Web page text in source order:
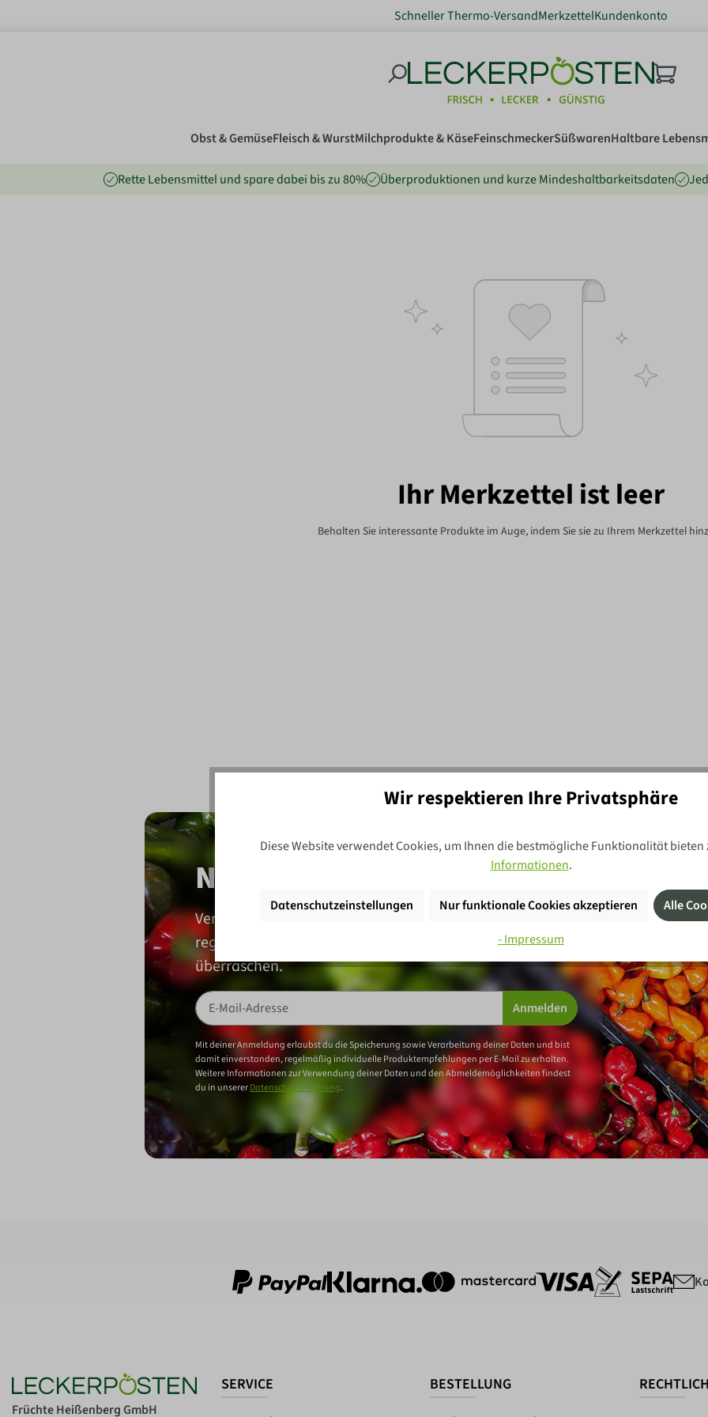
Schneller Thermo-VersandMerkzettelKundenkonto
Obst & GemüseFleisch & WurstMilchprodukte & KäseFeinschmeckerSüßwarenHaltbare
Rette Lebensmittel und spare dabei bis zu 80% Überproduktionen und kurze Mindeshaltbarkeitsdaten
Ihr Merkzettel ist leer
Behalten Sie interessante Produkte im Auge, indem Sie sie zu Ihrem Merkzettel
Newsletter
Vertraue mehr als 100 Jahren Erfahrung und lass dich
regelmäßig von neuen Schnäppchen und Angeboten
überraschen.
Anmelden
Mit deiner Anmeldung erlaubst du die Speicherung sowie Verarbeitung deiner Daten und bist
damit einverstanden, regelmäßig individuelle Produktempfehlungen per E-Mail zu erhalten.
Weitere Informationen zur Verwendung deiner Daten und den Abmeldemöglichkeiten findest
du in unsererDatenschutzerklärung.
Früchte Heißenberg GmbH
SERVICE BESTELLUNG
Wir respektieren Ihre Privatsphäre
Diese Website verwendet Cookies, um Ihnen die bestmögliche Funktionalität bieten
Informationen.
Datenschutzeinstellungen Nur funktionale Cookies akzeptieren
Alle
- Impressum